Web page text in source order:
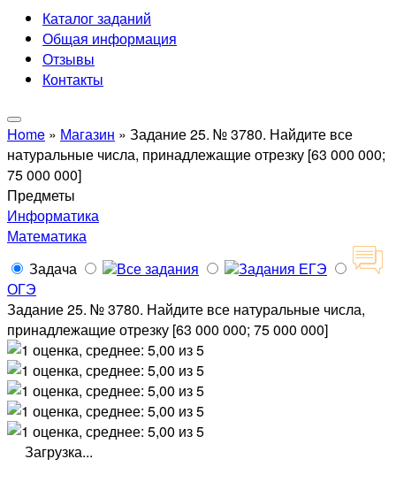
Каталог заданий
Общая информация
Отзывы
Контакты
Home » Магазин » Задание 25. № 3780. Найдите все
натуральные числа, принадлежащие отрезку [63 000 000;
75 000 000]
Предметы
Информатика
Математика
Задача
Все задания
Задания ЕГЭ
ОГЭ
Задание 25. № 3780. Найдите все натуральные числа,
принадлежащие отрезку [63 000 000; 75 000 000]
Загрузка...